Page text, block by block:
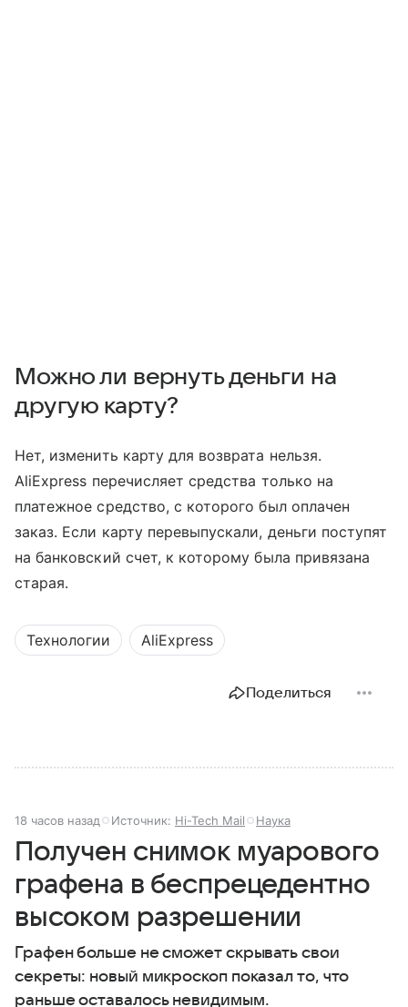
Можно ли вернуть деньги на
другую карту?
Нет, изменить карту для возврата нельзя.
AliExpress перечисляет средства только на
платежное средство, с которого был оплачен
заказ. Если карту перевыпускали, деньги поступят
на банковский счет, к которому была привязана
старая.
Технологии AliExpress
Поделиться
18 часов назад Источник: Hi-Tech Mail Наука
Получен снимок муарового
графена в беспрецедентно
высоком разрешении
Графен больше не сможет скрывать свои
секреты: новый микроскоп показал то, что
раньше оставалось невидимым.